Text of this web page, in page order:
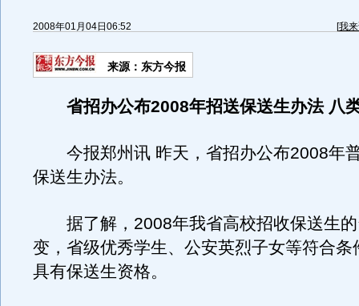
2008年01月04日06:52 [我
来源：东方今报
省招办公布2008年招送保送生办法 八
今报郑州讯 昨天，省招办公布2008年
保送生办法。
据了解，2008年我省高校招收保送生的
变，省级优秀学生、公安英烈子女等符合条
具有保送生资格。